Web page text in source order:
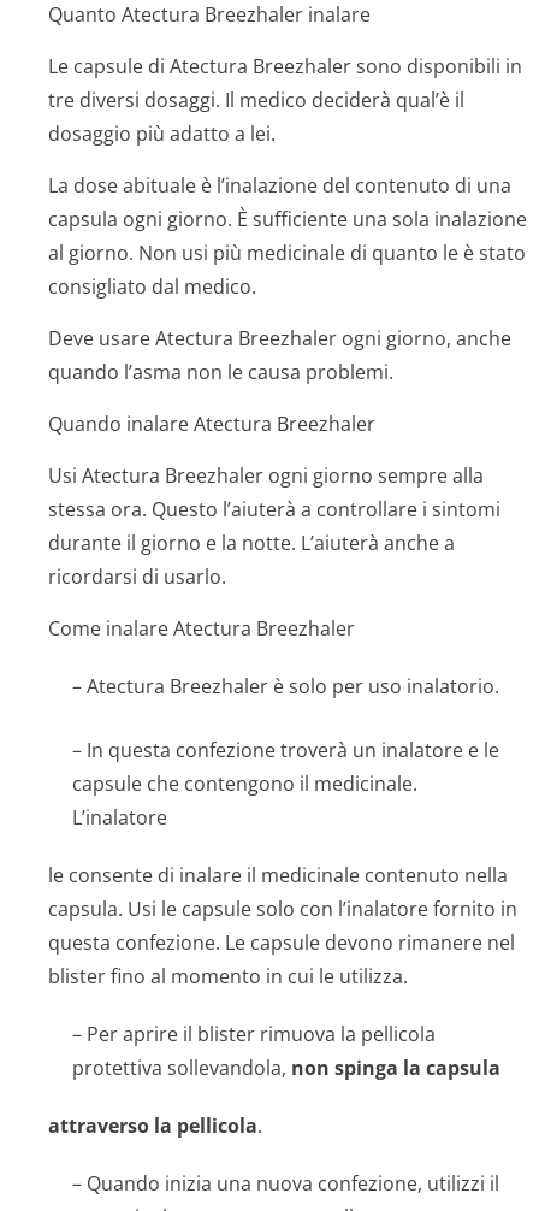
Quanto Atectura Breezhaler inalare
Le capsule di Atectura Breezhaler sono disponibili in
tre diversi dosaggi. Il medico deciderà qual’è il
dosaggio più adatto a lei.
La dose abituale è l’inalazione del contenuto di una
capsula ogni giorno. È sufficiente una sola inalazione
al giorno. Non usi più medicinale di quanto le è stato
consigliato dal medico.
Deve usare Atectura Breezhaler ogni giorno, anche
quando l’asma non le causa problemi.
Quando inalare Atectura Breezhaler
Usi Atectura Breezhaler ogni giorno sempre alla
stessa ora. Questo l’aiuterà a controllare i sintomi
durante il giorno e la notte. L’aiuterà anche a
ricordarsi di usarlo.
Come inalare Atectura Breezhaler
– Atectura Breezhaler è solo per uso inalatorio.
– In questa confezione troverà un inalatore e le
capsule che contengono il medicinale.
L’inalatore
le consente di inalare il medicinale contenuto nella
capsula. Usi le capsule solo con l’inalatore fornito in
questa confezione. Le capsule devono rimanere nel
blister fino al momento in cui le utilizza.
– Per aprire il blister rimuova la pellicola
protettiva sollevandola, non spinga la capsula
attraverso la pellicola.
– Quando inizia una nuova confezione, utilizzi il